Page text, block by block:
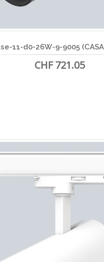
se-11-d0-26W-9-9005
CHF 721.05